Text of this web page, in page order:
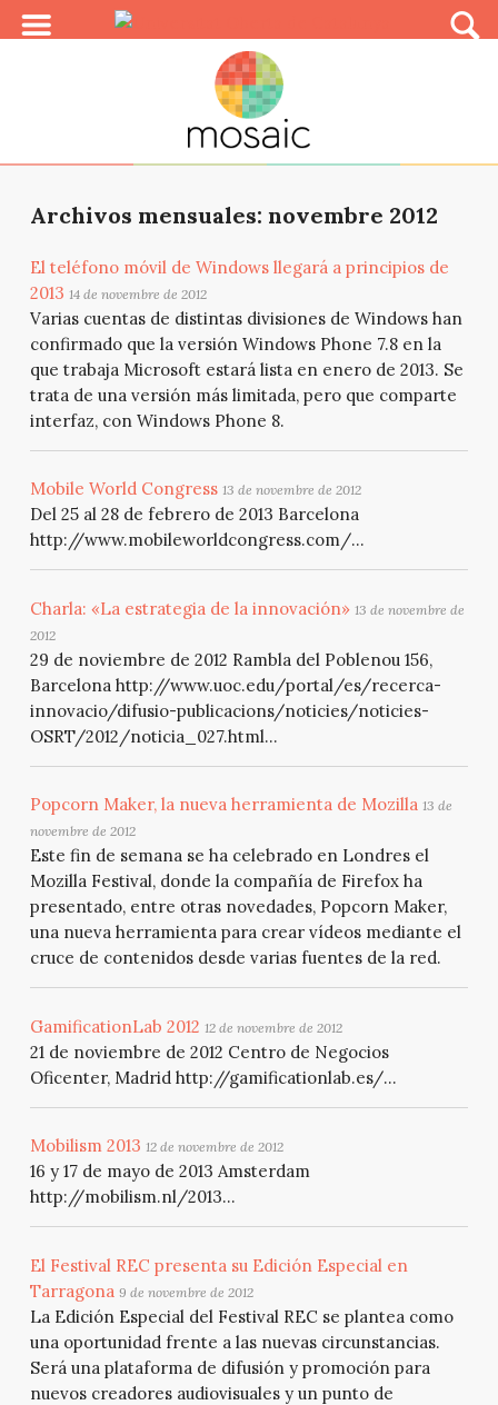
Archivos mensuales: novembre 2012
El teléfono móvil de Windows llegará a principios de
2013 14 de novembre de 2012
Varias cuentas de distintas divisiones de Windows han
confirmado que la versión Windows Phone 7.8 en la
que trabaja Microsoft estará lista en enero de 2013. Se
trata de una versión más limitada, pero que comparte
interfaz, con Windows Phone 8.
Mobile World Congress 13 de novembre de 2012
Del 25 al 28 de febrero de 2013 Barcelona
http://www.mobileworldcongress.com/...
Charla: «La estrategia de la innovación» 13 de novembre de
2012
29 de noviembre de 2012 Rambla del Poblenou 156,
Barcelona http://www.uoc.edu/portal/es/recerca-
innovacio/difusio-publicacions/noticies/noticies-
OSRT/2012/noticia_027.html...
Popcorn Maker, la nueva herramienta de Mozilla 13 de
novembre de 2012
Este fin de semana se ha celebrado en Londres el
Mozilla Festival, donde la compañía de Firefox ha
presentado, entre otras novedades, Popcorn Maker,
una nueva herramienta para crear vídeos mediante el
cruce de contenidos desde varias fuentes de la red.
GamificationLab 2012 12 de novembre de 2012
21 de noviembre de 2012 Centro de Negocios
Oficenter, Madrid http://gamificationlab.es/...
Mobilism 2013 12 de novembre de 2012
16 y 17 de mayo de 2013 Amsterdam
http://mobilism.nl/2013...
El Festival REC presenta su Edición Especial en
Tarragona 9 de novembre de 2012
La Edición Especial del Festival REC se plantea como
una oportunidad frente a las nuevas circunstancias.
Será una plataforma de difusión y promoción para
nuevos creadores audiovisuales y un punto de